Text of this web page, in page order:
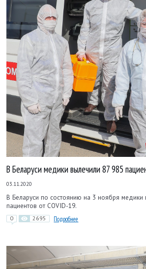
В Беларуси медики вылечили 87 985
03.11.2020
В Беларуси по состоянию на 3 ноября медики
пациентов от COVID-19.
0 2695 Подробнее